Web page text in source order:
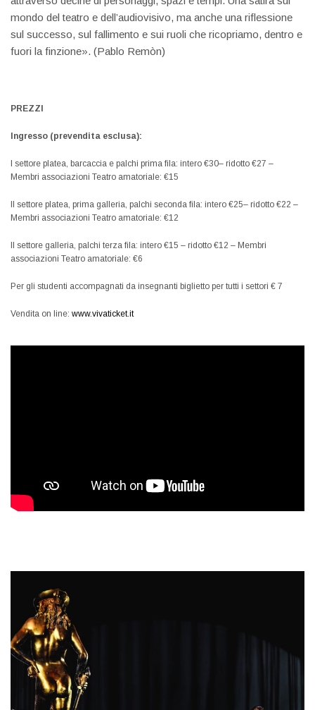
mondo del teatro e dell’audiovisivo, ma anche una riflessione
sul successo, sul fallimento e sui ruoli che ricopriamo, dentro e
fuori la finzione». (Pablo Remòn)
PREZZI
Ingresso (prevendita esclusa):
I settore platea, barcaccia e palchi prima fila: intero €30– ridotto €27 –
Membri associazioni Teatro amatoriale: €15
II settore platea, prima galleria, palchi seconda fila: intero €25– ridotto €22 –
Membri associazioni Teatro amatoriale: €12
II settore galleria, palchi terza fila: intero €15 – ridotto €12 – Membri
associazioni Teatro amatoriale: €6
Per gli studenti accompagnati da insegnanti biglietto per tutti i settori € 7
Vendita on line:www.vivaticket.it